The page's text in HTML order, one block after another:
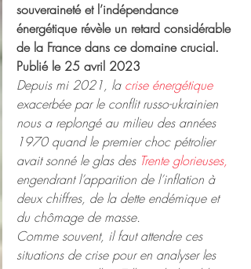
souveraineté et l’indépendance
énergétique révèle un retard considérable
de la France dans ce domaine crucial.
Publié le 25 avril 2023
Depuis mi 2021, la crise énergétique
exacerbée par le conflit russo-ukrainien
nous a replongé au milieu des années
1970 quand le premier choc pétrolier
avait sonné le glas des Trente glorieuses,
engendrant l’apparition de l’inflation à
deux chiffres, de la dette endémique et
du chômage de masse.
Comme souvent, il faut attendre ces
situations de crise pour en analyser les